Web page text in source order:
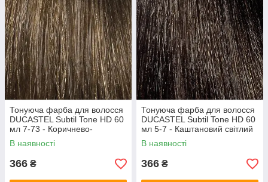
Тонуюча фарба для волосся
DUCASTEL Subtil Tone HD 60
мл 7-73 - Коричнево-
золотистий русявий
В наявності
366 ₴
Тонуюча фарба для волосся
DUCASTEL Subtil Tone HD 60
мл 5-7 - Каштановий світлий
шатен
В наявності
366 ₴